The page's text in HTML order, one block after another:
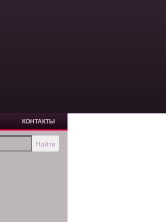
КОНТАКТЫ
Найти